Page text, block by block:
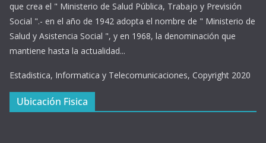
que crea el " Ministerio de Salud Pública, Trabajo y Previsión
Social ".- en el año de 1942 adopta el nombre de " Ministerio de
Salud y Asistencia Social ", y en 1968, la denominación que
mantiene hasta la actualidad...
Estadistica, Informatica y Telecomunicaciones, Copyright 2020
Ubicación Fisica